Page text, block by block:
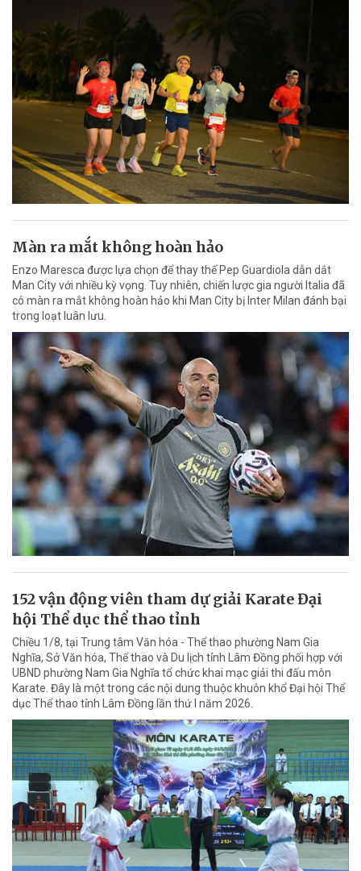
Màn ra mắt không hoàn hảo
Enzo Maresca được lựa chọn để thay thế Pep Guardiola dẫn dắt
Man City với nhiều kỳ vọng. Tuy nhiên, chiến lược gia người Italia đã
có màn ra mắt không hoàn hảo khi Man City bị Inter Milan đánh bại
trong loạt luân lưu.
152 vận động viên tham dự giải Karate Đại
hội Thể dục thể thao tỉnh
Chiều 1/8, tại Trung tâm Văn hóa - Thể thao phường Nam Gia
Nghĩa, Sở Văn hóa, Thể thao và Du lịch tỉnh Lâm Đồng phối hợp với
UBND phường Nam Gia Nghĩa tổ chức khai mạc giải thi đấu môn
Karate. Đây là một trong các nội dung thuộc khuôn khổ Đại hội Thể
dục Thể thao tỉnh Lâm Đồng lần thứ I năm 2026.